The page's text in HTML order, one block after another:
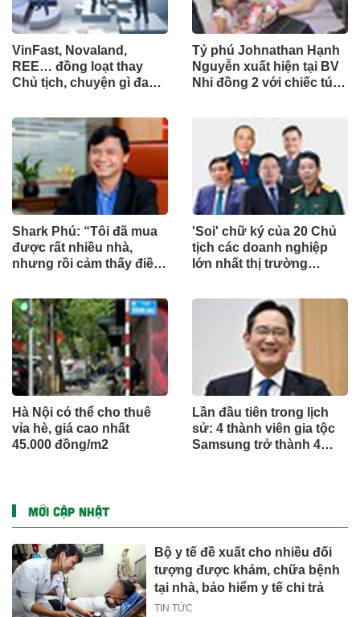
VinFast, Novaland,
REE… đồng loạt thay
Chủ tịch, chuyện gì đang
Tỷ phú Johnathan Hạnh
Nguyễn xuất hiện tại BV
Nhi đồng 2 với chiếc túi
đặc biệt
Shark Phú: “Tôi đã mua
được rất nhiều nhà,
nhưng rồi cảm thấy điều
'Soi' chữ ký của 20 Chủ
tịch các doanh nghiệp
lớn nhất thị trường
Hà Nội có thể cho thuê
vỉa hè, giá cao nhất
45.000 đồng/m2
Lần đầu tiên trong lịch
sử: 4 thành viên gia tộc
Samsung trở thành 4
MỚI CẬP NHẬT
Bộ y tế đề xuất cho nhiều đối
tượng được khám, chữa bệnh
tại nhà, bảo hiểm y tế chi trả
TIN TỨC